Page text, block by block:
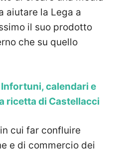
aiutare la Lega a
il suo prodotto
che su quello
Infortuni, calendari e
ricetta di Castellacci
cui far confluire
e di commercio dei